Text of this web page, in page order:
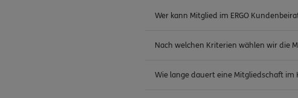
Wer kann Mitglied im ERGO
Nach welchen Kriterien wählen wir die
Wie lange dauert eine Mitgliedschaft im